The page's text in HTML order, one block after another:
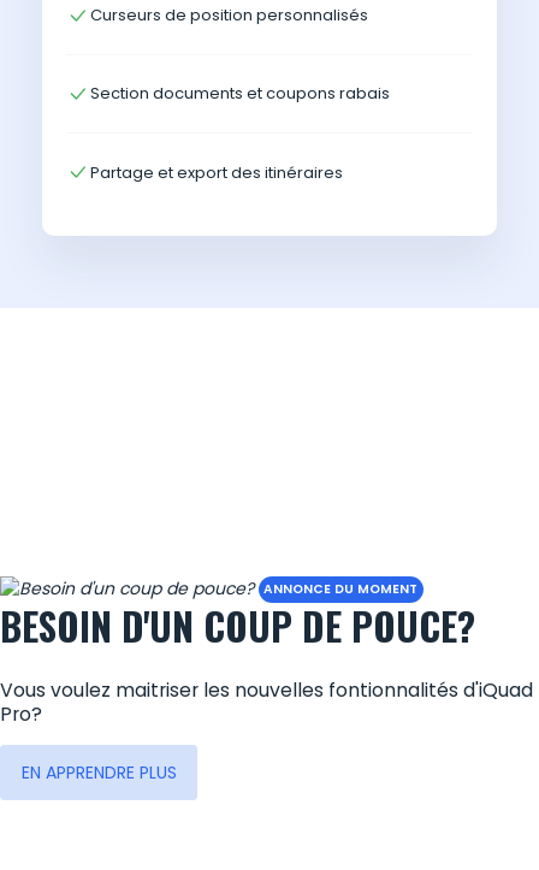
Curseurs de position personnalisés
Section documents et coupons rabais
Partage et export des itinéraires
ANNONCE DU MOMENT
BESOIN D'UN COUP DE POUCE?
Vous voulez maitriser les nouvelles fontionnalités d'iQuad
Pro?
EN APPRENDRE PLUS